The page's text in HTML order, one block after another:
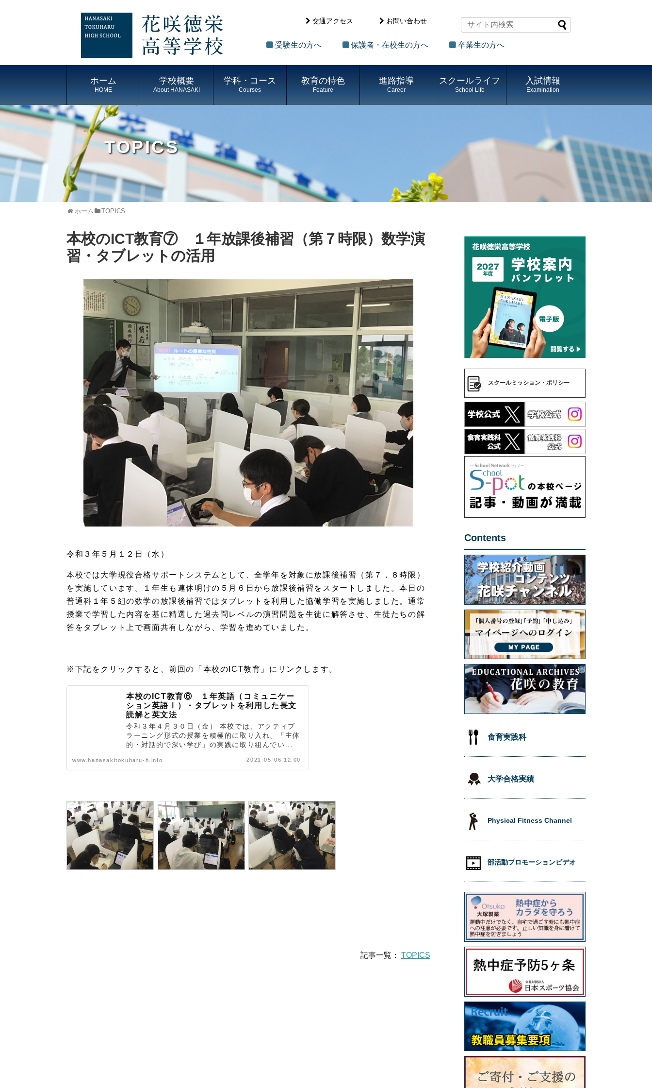
交通アクセス お問い合わせ
受験生の方へ 保護者・在校生の方へ 卒業生の方へ
ホーム
HOME
学校概要
About HANASAKI
学科・コース
Courses
教育の特色
Feature
進路指導
Career
スクールライフ
School Life
入試情報
Examination
TOPICS
ホーム TOPICS
本校のICT教育⑦ １年放課後補習（第７時限）数学演
習・タブレットの活用
令和３年５月１２日（水）
本校では大学現役合格サポートシステムとして、全学年を対象に放課後補習（第７，８時限）
を実施しています。１年生も連休明けの５月６日から放課後補習をスタートしました。本日の
普通科１年５組の数学の放課後補習ではタブレットを利用した協働学習を実施しました。通常
授業で学習した内容を基に精選した過去問レベルの演習問題を生徒に解答させ、生徒たちの解
答をタブレット上で画面共有しながら、学習を進めていました。
※下記をクリックすると、前回の「本校のICT教育」にリンクします。
本校のICT教育⑥ １年英語（コミュニケー
ション英語Ⅰ）・タブレットを利用した長文
読解と英文法
令和３年４月３０日（金） 本校では、アクティブ
ラーニング形式の授業を積極的に取り入れ、「主体
的・対話的で深い学び」の実践に取り組んでい...
www.hanasakitokuharu-h.info 2021-05-06 12:00
記事一覧： TOPICS
スクールミッション・ポリシー
Contents
食育実践科
大学合格実績
Physical Fitness Channel
部活動プロモーションビデオ